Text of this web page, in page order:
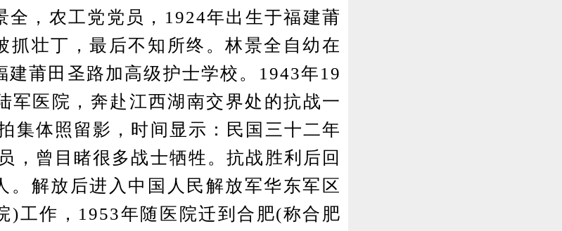
，农工党党员，1924年出生于福建莆
抓壮丁，最后不知所终。林景全自幼在
建莆田圣路加高级护士学校。1943年19
军医院，奔赴江西湖南交界处的抗战一
集体照留影，时间显示：民国三十二年
，曾目睹很多战士牺牲。抗战胜利后回
。解放后进入中国人民解放军华东军区
)工作，1953年随医院迁到合肥(称合肥